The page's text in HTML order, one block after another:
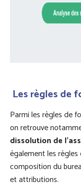
Les règles de
Parmi les règles de
on retrouve
dissolution de
également les
composition du
et attributions.